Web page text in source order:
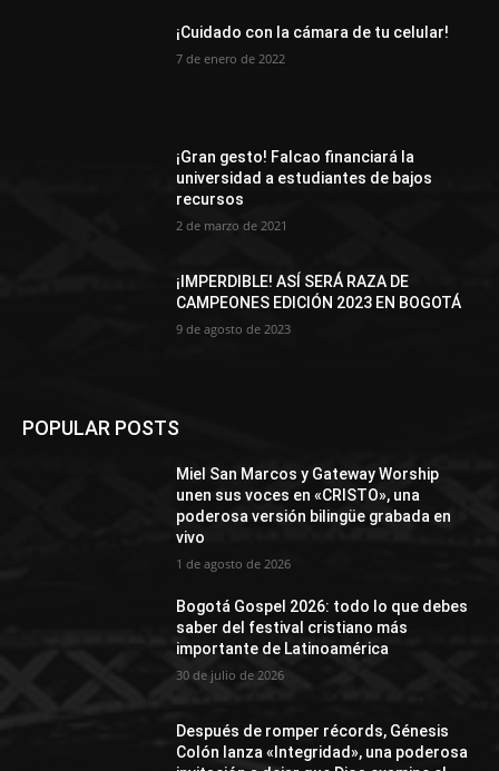
¡Cuidado con la cámara de tu celular!
7 de enero de 2022
¡Gran gesto! Falcao financiará la
universidad a estudiantes de bajos
recursos
2 de marzo de 2021
¡IMPERDIBLE! ASÍ SERÁ RAZA DE
CAMPEONES EDICIÓN 2023 EN BOGOTÁ
9 de agosto de 2023
POPULAR POSTS
Miel San Marcos y Gateway Worship
unen sus voces en «CRISTO», una
poderosa versión bilingüe grabada en
vivo
1 de agosto de 2026
Bogotá Gospel 2026: todo lo que debes
saber del festival cristiano más
importante de Latinoamérica
30 de julio de 2026
Después de romper récords, Génesis
Colón lanza «Integridad», una poderosa